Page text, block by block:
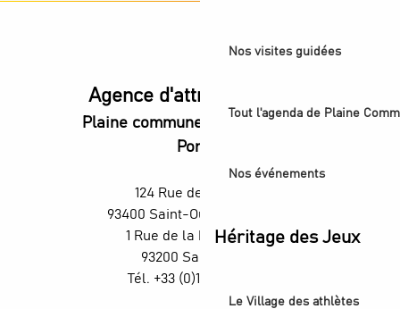
Nos visites guidées
Tout l'agenda de Plaine
Nos événements
Héritage des Jeux
Le Village des athlètes
Agence d'attractivité POP
Plaine commune vous Ouvre ses
Portes
124 Rue des Rosiers,
93400 Saint-Ouen-sur-Seine
1 Rue de la République,
93200 Saint-Denis
Tél. +33 (0)1 55 870 870